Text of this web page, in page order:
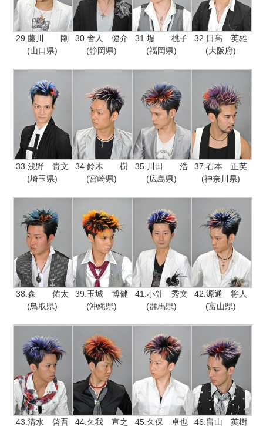
29.藤川 剛
(山口県)
30.舎人 健介
(静岡県)
31.堤 桃子
(福岡県)
32.日髙 英雄
(大阪府)
33.浅野 貴文
(埼玉県)
34.鈴木 樹
(宮崎県)
35.川田 浩
(広島県)
37.石本 正英
(神奈川県)
38.森 佑太
(鳥取県)
39.玉城 博健
(沖縄県)
41.小針 秀文
(群馬県)
42.源通 将人
(富山県)
43.清水 啓吾
44.久我 宣之
45.久保 卓也
46.畠山 英樹